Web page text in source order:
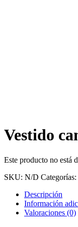
Vestido
Este producto no está
SKU: N/D Categorías:
Descripción
Información
Valoraciones (0)